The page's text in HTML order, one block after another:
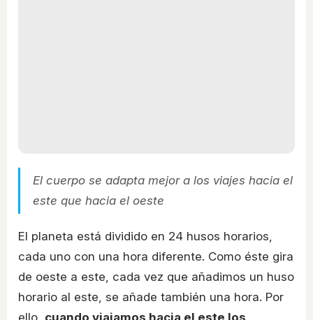
El cuerpo se adapta mejor a los viajes hacia el
este que hacia el oeste
El planeta está dividido en 24 husos horarios,
cada uno con una hora diferente. Como éste gira
de oeste a este, cada vez que añadimos un huso
horario al este, se añade también una hora. Por
ello, cuando viajamos hacia el este los